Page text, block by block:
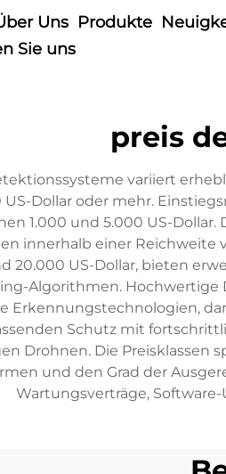
Uns Produkte
Sie uns
preis
variiert
US-Dollar oder mehr.
1.000 und 5.000 US-
innerhalb einer
20.000 US-Dollar, bieten
Algorithmen.
Erkennungstechnologien,
Schutz mit
Drohnen. Die Preisklassen
und den Grad der
Wartungsverträge,